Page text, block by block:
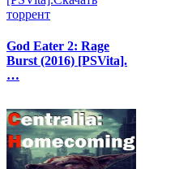
God Eater 2: Rage
Burst (2016) [PSVita].
…